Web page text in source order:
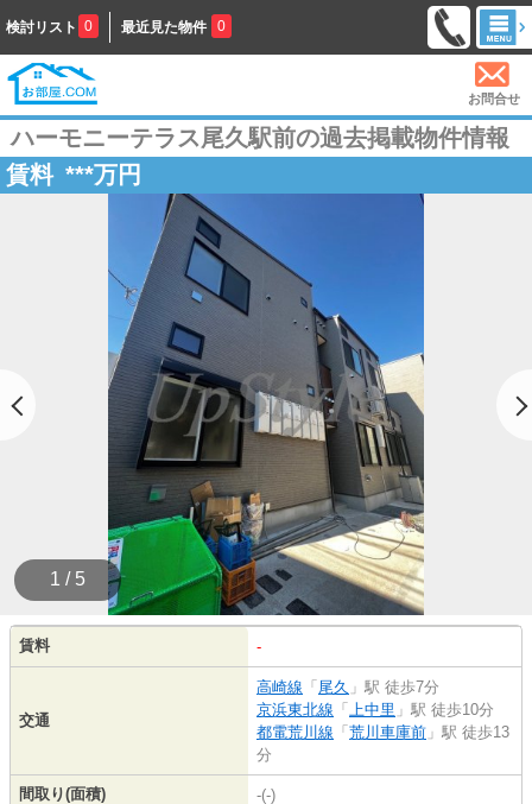
検討リスト 0 最近見た物件 0
お問合せ
ハーモニーテラス尾久駅前の過去掲載物件情報
賃料 ***万円
1 / 5
賃料 -
交通
高崎線 「 尾久 」駅 徒歩7分
京浜東北線 「 上中里 」駅 徒歩10分
都電荒川線 「 荒川車庫前 」駅 徒歩13
分
間取り(面積) -(-)